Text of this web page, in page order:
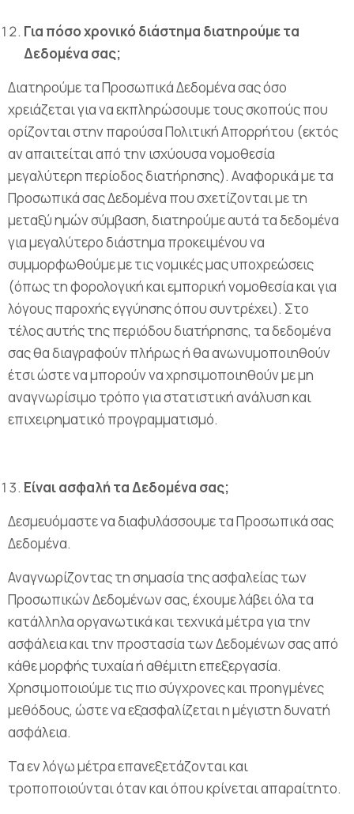
Για πόσο χρονικό διάστημα διατηρούμε τα
Δεδομένα σας;
Διατηρούμε τα Προσωπικά Δεδομένα σας όσο
χρειάζεται για να εκπληρώσουμε τους σκοπούς που
ορίζονται στην παρούσα Πολιτική Απορρήτου (εκτός
αν απαιτείται από την ισχύουσα νομοθεσία
μεγαλύτερη περίοδος διατήρησης). Αναφορικά με τα
Προσωπικά σας Δεδομένα που σχετίζονται με τη
μεταξύ ημών σύμβαση, διατηρούμε αυτά τα δεδομένα
για μεγαλύτερο διάστημα προκειμένου να
συμμορφωθούμε με τις νομικές μας υποχρεώσεις
(όπως τη φορολογική και εμπορική νομοθεσία και για
λόγους παροχής εγγύησης όπου συντρέχει). Στο
τέλος αυτής της περιόδου διατήρησης, τα δεδομένα
σας θα διαγραφούν πλήρως ή θα ανωνυμοποιηθούν
έτσι ώστε να μπορούν να χρησιμοποιηθούν με μη
αναγνωρίσιμο τρόπο για στατιστική ανάλυση και
επιχειρηματικό προγραμματισμό.
Είναι ασφαλή τα Δεδομένα σας;
Δεσμευόμαστε να διαφυλάσσουμε τα Προσωπικά σας
Δεδομένα.
Αναγνωρίζοντας τη σημασία της ασφαλείας των
Προσωπικών Δεδομένων σας, έχουμε λάβει όλα τα
κατάλληλα οργανωτικά και τεχνικά μέτρα για την
ασφάλεια και την προστασία των Δεδομένων σας από
κάθε μορφής τυχαία ή αθέμιτη επεξεργασία.
Χρησιμοποιούμε τις πιο σύγχρονες και προηγμένες
μεθόδους, ώστε να εξασφαλίζεται η μέγιστη δυνατή
ασφάλεια.
Τα εν λόγω μέτρα επανεξετάζονται και
τροποποιούνται όταν και όπου κρίνεται απαραίτητο.